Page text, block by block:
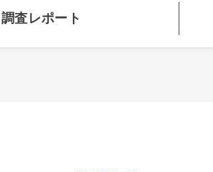
調査レポート